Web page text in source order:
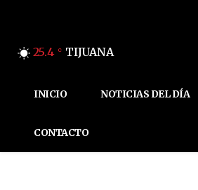
25.4 C TIJUANA
INICIO NOTICIAS DEL DÍA
CONTACTO